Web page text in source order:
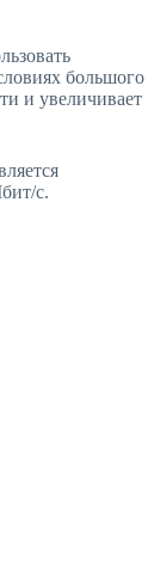
большого
и увеличивает
с.